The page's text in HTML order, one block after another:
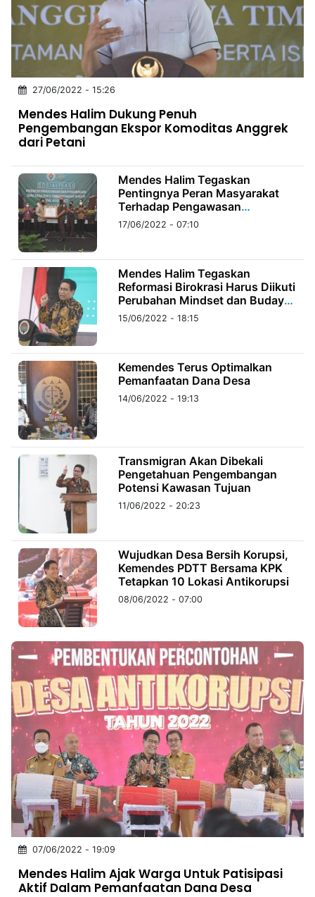
INDONESIA
Partner
NTB
Time
IDN
Jogja
Rakyat
News
Notice
Baru
Kabarbaru
Kabarbaru.co
2026
PT.
Kabarbaru
Media
Holding
27/06/2022 - 15:26
Mendes Halim Dukung Penuh
Pengembangan Ekspor Komoditas Anggrek
dari Petani
Mendes Halim Tegaskan
Pentingnya Peran Masyarakat
Terhadap Pengawasan
Penggunaan Dana Desa
17/06/2022 - 07:10
Mendes Halim Tegaskan
Reformasi Birokrasi Harus Diikuti
Perubahan Mindset dan Budaya
Kerja
15/06/2022 - 18:15
Kemendes Terus Optimalkan
Pemanfaatan Dana Desa
14/06/2022 - 19:13
Transmigran Akan Dibekali
Pengetahuan Pengembangan
Potensi Kawasan Tujuan
11/06/2022 - 20:23
Wujudkan Desa Bersih Korupsi,
Kemendes PDTT Bersama KPK
Tetapkan 10 Lokasi Antikorupsi
08/06/2022 - 07:00
07/06/2022 - 19:09
Mendes Halim Ajak Warga Untuk Patisipasi
Aktif Dalam Pemanfaatan Dana Desa